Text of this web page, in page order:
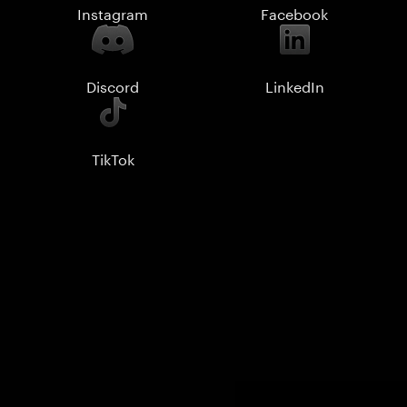
Instagram Facebook
Discord LinkedIn
TikTok